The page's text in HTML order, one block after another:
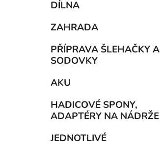
DÍLNA
ZAHRADA
PŘÍPRAVA ŠLEHAČKY A
SODOVKY
AKU
HADICOVÉ SPONY,
ADAPTÉRY NA NÁDRŽE
JEDNOTLIVÉ